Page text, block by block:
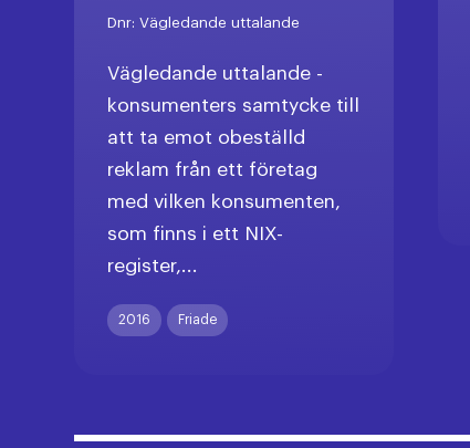
Dnr:Vägledande uttalande
Vägledande uttalande -
konsumenters samtycke till
att ta emot obeställd
reklam från ett företag
med vilken konsumenten,
som finns i ett NIX-
register,...
2016 Friade